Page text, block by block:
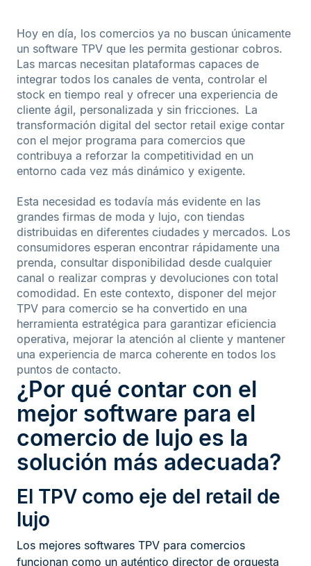
Hoy en día, los comercios ya no buscan únicamente
un software TPV que les permita gestionar cobros.
Las marcas necesitan plataformas capaces de
integrar todos los canales de venta, controlar el
stock en tiempo real y ofrecer una experiencia de
cliente ágil, personalizada y sin fricciones. La
transformación digital del sector retail exige contar
con el mejor programa para comercios que
contribuya a reforzar la competitividad en un
entorno cada vez más dinámico y exigente.
Esta necesidad es todavía más evidente en las
grandes firmas de moda y lujo, con tiendas
distribuidas en diferentes ciudades y mercados. Los
consumidores esperan encontrar rápidamente una
prenda, consultar disponibilidad desde cualquier
canal o realizar compras y devoluciones con total
comodidad. En este contexto, disponer del mejor
TPV para comercio se ha convertido en una
herramienta estratégica para garantizar eficiencia
operativa, mejorar la atención al cliente y mantener
una experiencia de marca coherente en todos los
puntos de contacto.
¿Por qué contar con el
mejor software para el
comercio de lujo es la
solución más adecuada?
El TPV como eje del retail de
lujo
Los mejores softwares TPV para comercios
funcionan como un auténtico director de orquesta